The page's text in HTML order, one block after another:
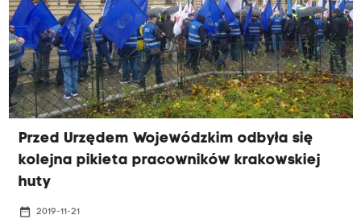
ostatecznej likwidacji hutnictwa w Krakowie.
Przed Urzędem Wojewódzkim odbyła się
kolejna pikieta pracowników krakowskiej
huty
date_range 2019-11-21